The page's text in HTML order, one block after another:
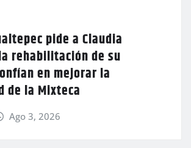
pide a Claudia
rehabilitación de su
en mejorar la
de la Mixteca
Ago 3, 2026